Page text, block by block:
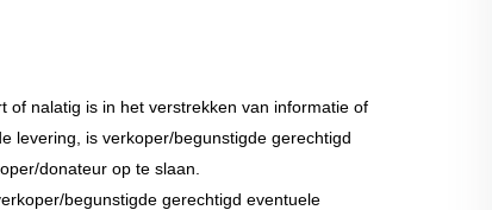
of nalatig is in het verstrekken van informatie of
levering, is verkoper/begunstigde gerechtigd
donateur op te slaan.
begunstigde gerechtigd eventuele